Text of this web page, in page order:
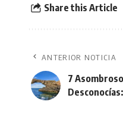
Share this Article
ANTERIOR NOTICIA
7